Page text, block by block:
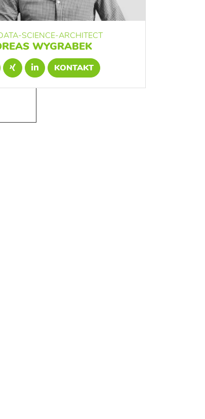
SCIENCE-ARCHITECT
WYGRABEK
KONTAKT